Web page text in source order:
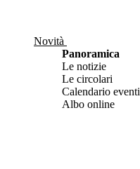
Novità
Panoramica
Le notizie
Le circolari
Calendario eventi
Albo online